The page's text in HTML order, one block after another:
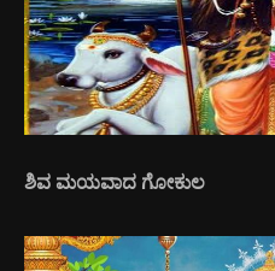
ಶಿವ ಮಯವಾದ ಗೋಕುಲ